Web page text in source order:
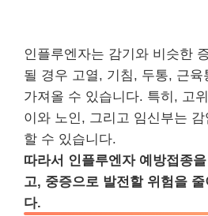
인플루엔자는 감기와 비슷한
될 경우 고열, 기침, 두통, 근육
가져올 수 있습니다. 특히, 고
이와 노인, 그리고 임신부는
할 수 있습니다.
따라서 인플루엔자 예방접종
고, 중증으로 발전할 위험을 줄
다.